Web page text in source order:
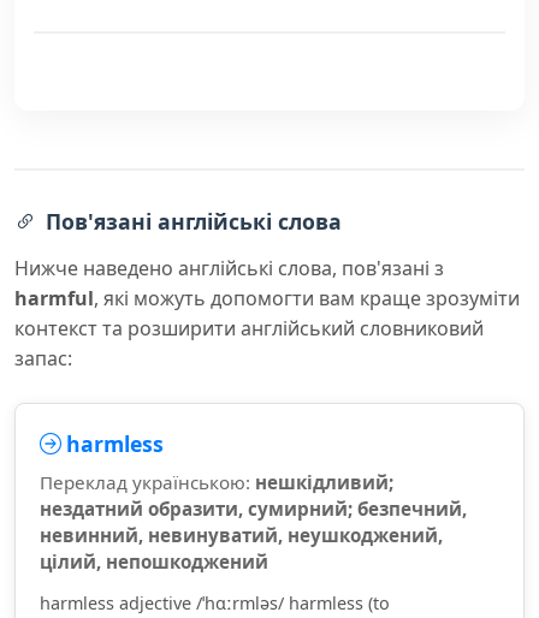
Пов'язані англійські слова
Нижче наведено англійські слова, пов'язані з
harmful, які можуть допомогти вам краще зрозуміти
контекст та розширити англійський словниковий
запас:
harmless
Переклад українською: нешкідливий;
нездатний образити, сумирний; безпечний,
невинний, невинуватий, неушкоджений,
цілий, непошкоджений
harmless adjective /ˈhɑːrmləs/ harmless (to